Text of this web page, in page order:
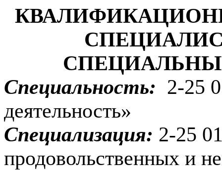
Специальность: 2-25
деятельность»
Специализация: 2-25
продовольственных и